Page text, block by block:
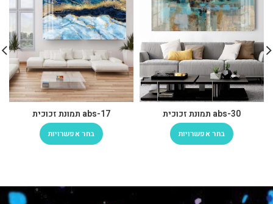
abs-30 תמונת זכוכית
בחר אפשרויות
abs-17 תמונת זכוכית
בחר אפשרויות